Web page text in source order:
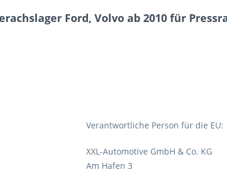
Ford, Volvo ab 2010 für
Verantwortliche Person für die EU:
XXL-Automotive GmbH & Co. KG
Am Hafen 3